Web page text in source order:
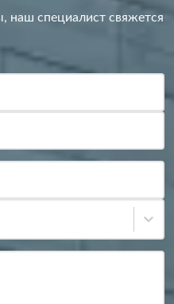
наш специалист свяжется